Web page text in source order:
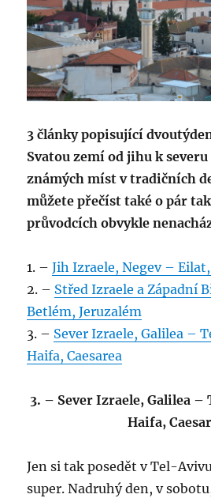
3 články popisující
Svatou zemí od jihu k
známých míst v tradičních
můžete přečíst také o pár
průvodcích obvykle
1. –Jih Izraele, Negev –
2. – Střed Izraele a Západní
Betlém, Jeruzalém
3. – Sever Izraele, Galilea –
Haifa, Caesarea
3. – Sever Izraele, Galilea
Haifa,
Jen si tak posedět v Tel-
super. Nadruhý den, v